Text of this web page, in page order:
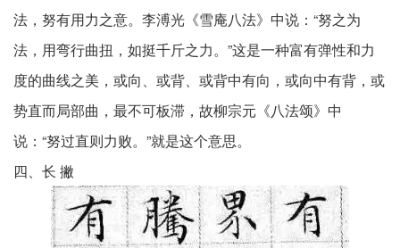
法，努有用力之意。李溥光《雪庵八法》中说：“努之为
法，用弯行曲扭，如挺千斤之力。”这是一种富有弹性和力
度的曲线之美，或向、或背、或背中有向，或向中有背，或
势直而局部曲，最不可板滞，故柳宗元《八法颂》中
说：“努过直则力败。”就是这个意思。
四、长 撇